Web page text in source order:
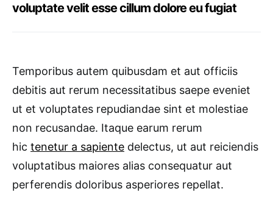
voluptate velit esse cillum dolore eu fugiat
Temporibus autem quibusdam et aut officiis
debitis aut rerum necessitatibus saepe eveniet
ut et voluptates repudiandae sint et molestiae
non recusandae. Itaque earum rerum
hic tenetur a sapiente delectus, ut aut reiciendis
voluptatibus maiores alias consequatur aut
perferendis doloribus asperiores repellat.